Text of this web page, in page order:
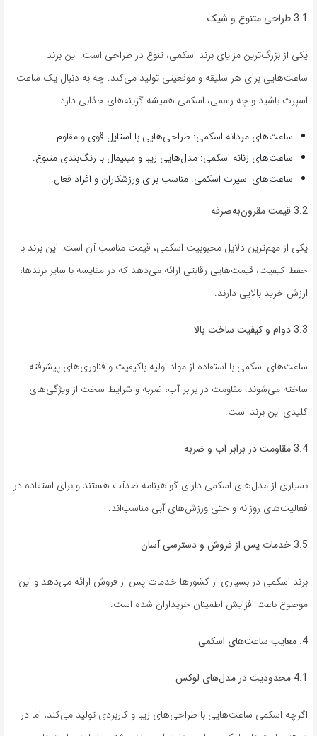
3.1 طراحی متنوع و شیک
یکی از بزرگ‌ترین مزایای برند اسکمی، تنوع در طراحی است. این برند
ساعت‌هایی برای هر سلیقه و موقعیتی تولید می‌کند. چه به دنبال یک ساعت
اسپرت باشید و چه رسمی، اسکمی همیشه گزینه‌های جذابی دارد.
ساعت‌های مردانه اسکمی: طراحی‌هایی با استایل قوی و مقاوم.
ساعت‌های زنانه اسکمی: مدل‌هایی زیبا و مینیمال با رنگ‌بندی متنوع.
ساعت‌های اسپرت اسکمی: مناسب برای ورزشکاران و افراد فعال.
3.2 قیمت مقرون‌به‌صرفه
یکی از مهم‌ترین دلایل محبوبیت اسکمی، قیمت مناسب آن است. این برند با
حفظ کیفیت، قیمت‌هایی رقابتی ارائه می‌دهد که در مقایسه با سایر برندها،
ارزش خرید بالایی دارند.
3.3 دوام و کیفیت ساخت بالا
ساعت‌های اسکمی با استفاده از مواد اولیه باکیفیت و فناوری‌های پیشرفته
ساخته می‌شوند. مقاومت در برابر آب، ضربه و شرایط سخت از ویژگی‌های
کلیدی این برند است.
3.4 مقاومت در برابر آب و ضربه
بسیاری از مدل‌های اسکمی دارای گواهینامه ضدآب هستند و برای استفاده در
فعالیت‌های روزانه و حتی ورزش‌های آبی مناسب‌اند.
3.5 خدمات پس از فروش و دسترسی آسان
برند اسکمی در بسیاری از کشورها خدمات پس از فروش ارائه می‌دهد و این
موضوع باعث افزایش اطمینان خریداران شده است.
4. معایب ساعت‌های اسکمی
4.1 محدودیت در مدل‌های لوکس
اگرچه اسکمی ساعت‌هایی با طراحی‌های زیبا و کاربردی تولید می‌کند، اما در